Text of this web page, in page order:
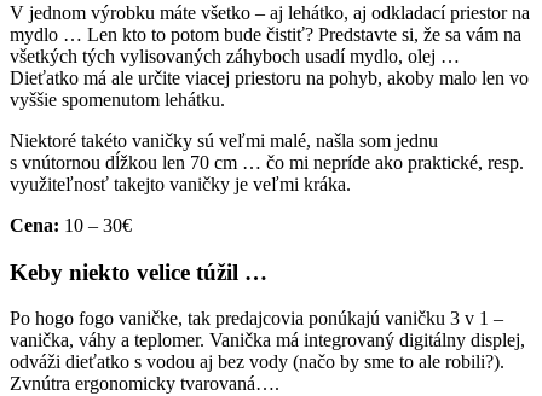
V jednom výrobku máte všetko – aj lehátko, aj odkladací priestor na
mydlo … Len kto to potom bude čistiť? Predstavte si, že sa vám na
všetkých tých vylisovaných záhyboch usadí mydlo, olej …
Dieťatko má ale určite viacej priestoru na pohyb, akoby malo len vo
vyššie spomenutom lehátku.
Niektoré takéto vaničky sú veľmi malé, našla som jednu
s vnútornou dĺžkou len 70 cm … čo mi nepríde ako praktické, resp.
využiteľnosť takejto vaničky je veľmi kráka.
Cena: 10 – 30€
Keby niekto velice túžil …
Po hogo fogo vaničke, tak predajcovia ponúkajú vaničku 3 v 1 –
vanička, váhy a teplomer. Vanička má integrovaný digitálny displej,
odváži dieťatko s vodou aj bez vody (načo by sme to ale robili?).
Zvnútra ergonomicky tvarovaná….